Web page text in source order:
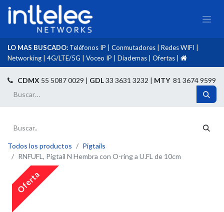
LO MAS BUSCADO: Teléfonos IP Conmutadores Redes WIFI
Networking
4G/LTE/5G Voceo IP Diademas Ofertas
CDMX 55 5087 0029 | GDL33 3631 3232 | MTY81 3674 9599
Todos los productos
Pigtails
RNFUFL, Pigtail N Hembra con O-ring a U.FL de 10cm
Oferta